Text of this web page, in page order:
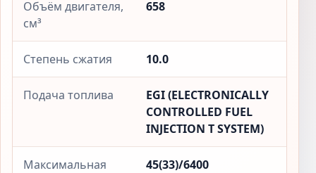
Объём двигателя,
см³
658
Степень сжатия 10.0
Подача топлива
EGI (ELECTRONICALLY
CONTROLLED FUEL
INJECTION T SYSTEM)
Максимальная
45(33)/6400